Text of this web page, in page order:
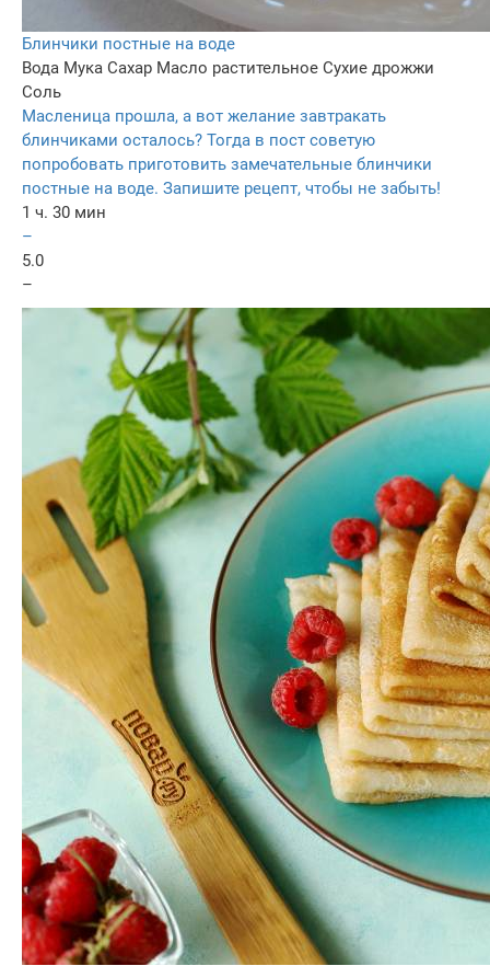
Блинчики постные на воде
Вода Мука Сахар Масло растительное Сухие дрожжи
Соль
Масленица прошла, а вот желание завтракать
блинчиками осталось? Тогда в пост советую
попробовать приготовить замечательные блинчики
постные на воде. Запишите рецепт, чтобы не забыть!
1 ч. 30 мин
–
5.0
–